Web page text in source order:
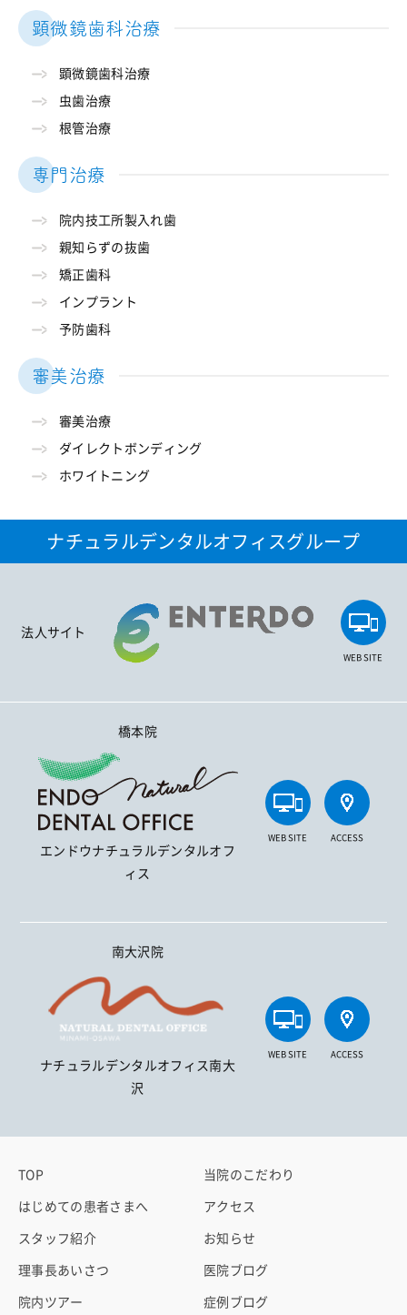
顕微鏡歯科治療
顕微鏡歯科治療
虫歯治療
根管治療
専門治療
院内技工所製入れ歯
親知らずの抜歯
矯正歯科
インプラント
予防歯科
審美治療
審美治療
ダイレクトボンディング
ホワイトニング
ナチュラルデンタルオフィスグループ
法人サイト
WEB SITE
橋本院
エンドウナチュラルデンタルオフ
ィス
WEB SITE ACCESS
南大沢院
ナチュラルデンタルオフィス南大
沢
WEB SITE ACCESS
TOP
はじめての患者さまへ
スタッフ紹介
理事長あいさつ
院内ツアー
当院のこだわり
アクセス
お知らせ
医院ブログ
症例ブログ